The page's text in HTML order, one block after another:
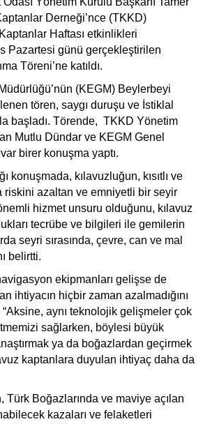
Derneği’nce (TKKD)
Haftası etkinlikleri
Pazartesi günü gerçekleştirilen
Töreni’ne katıldı.
(KEGM) Beylerbeyi
tören, saygı duruşu ve İstiklal
başladı. Törende, TKKD Yönetim
Mutlu Dündar ve KEGM Genel
birer konuşma yaptı.
konuşmada, kılavuzluğun, kısıtlı ve
riskini azaltan ve emniyetli bir seyir
hizmet unsuru olduğunu, kılavuz
tecrübe ve bilgileri ile gemilerin
seyri sırasında, çevre, can ve mal
belirtti.
ekipmanları gelişse de
ihtiyacın hiçbir zaman azalmadığını
“Aksine, aynı teknolojik gelişmeler çok
sağlarken, böylesi büyük
ya da boğazlardan geçirmek
kaptanlara duyulan ihtiyaç daha da
Türk Boğazlarında ve maviye açılan
kazaları ve felaketleri